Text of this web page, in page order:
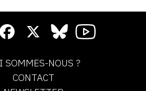
SOMMES-NOUS ?
CONTACT